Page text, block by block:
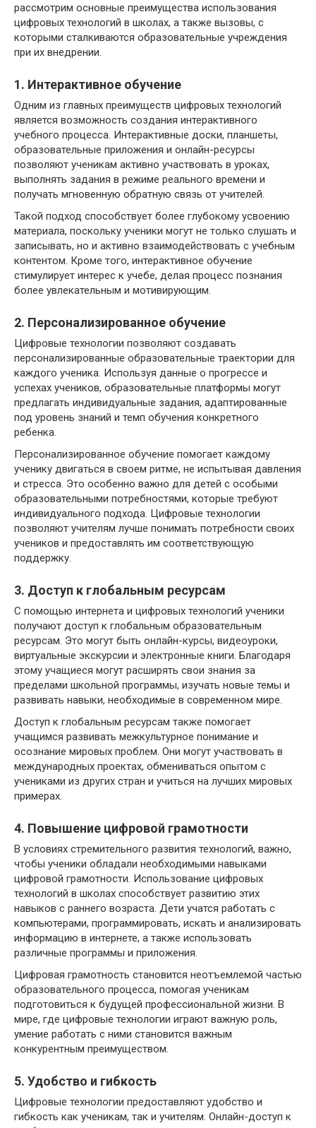
рассмотрим основные преимущества использования
цифровых технологий в школах, а также вызовы, с
которыми сталкиваются образовательные учреждения
при их внедрении.
1. Интерактивное обучение
Одним из главных преимуществ цифровых технологий
является возможность создания интерактивного
учебного процесса. Интерактивные доски, планшеты,
образовательные приложения и онлайн-ресурсы
позволяют ученикам активно участвовать в уроках,
выполнять задания в режиме реального времени и
получать мгновенную обратную связь от учителей.
Такой подход способствует более глубокому усвоению
материала, поскольку ученики могут не только слушать и
записывать, но и активно взаимодействовать с учебным
контентом. Кроме того, интерактивное обучение
стимулирует интерес к учебе, делая процесс познания
более увлекательным и мотивирующим.
2. Персонализированное обучение
Цифровые технологии позволяют создавать
персонализированные образовательные траектории для
каждого ученика. Используя данные о прогрессе и
успехах учеников, образовательные платформы могут
предлагать индивидуальные задания, адаптированные
под уровень знаний и темп обучения конкретного
ребенка.
Персонализированное обучение помогает каждому
ученику двигаться в своем ритме, не испытывая давления
и стресса. Это особенно важно для детей с особыми
образовательными потребностями, которые требуют
индивидуального подхода. Цифровые технологии
позволяют учителям лучше понимать потребности своих
учеников и предоставлять им соответствующую
поддержку.
3. Доступ к глобальным ресурсам
С помощью интернета и цифровых технологий ученики
получают доступ к глобальным образовательным
ресурсам. Это могут быть онлайн-курсы, видеоуроки,
виртуальные экскурсии и электронные книги. Благодаря
этому учащиеся могут расширять свои знания за
пределами школьной программы, изучать новые темы и
развивать навыки, необходимые в современном мире.
Доступ к глобальным ресурсам также помогает
учащимся развивать межкультурное понимание и
осознание мировых проблем. Они могут участвовать в
международных проектах, обмениваться опытом с
учениками из других стран и учиться на лучших мировых
примерах.
4. Повышение цифровой грамотности
В условиях стремительного развития технологий, важно,
чтобы ученики обладали необходимыми навыками
цифровой грамотности. Использование цифровых
технологий в школах способствует развитию этих
навыков с раннего возраста. Дети учатся работать с
компьютерами, программировать, искать и анализировать
информацию в интернете, а также использовать
различные программы и приложения.
Цифровая грамотность становится неотъемлемой частью
образовательного процесса, помогая ученикам
подготовиться к будущей профессиональной жизни. В
мире, где цифровые технологии играют важную роль,
умение работать с ними становится важным
конкурентным преимуществом.
5. Удобство и гибкость
Цифровые технологии предоставляют удобство и
гибкость как ученикам, так и учителям. Онлайн-доступ к